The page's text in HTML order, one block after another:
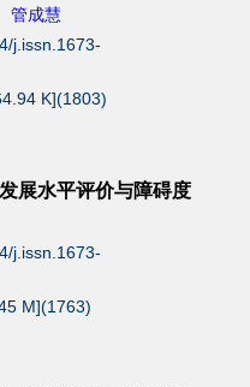
管成慧
j.issn.1673-
K](1803)
展水平评价与障碍度
j.issn.1673-
M](1763)